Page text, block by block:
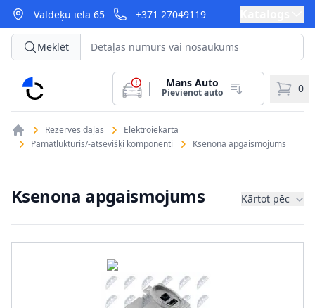
Valdeķu iela 65 +371 27049119
CarParts
Meklēt
Mans Auto
Pievienot auto 0
Rezerves daļas
Elektroiekārta
Pamatlukturis/-atsevišķi komponenti
Ksenona apgaismojums
Ksenona apgaismojums Kārtot pēc